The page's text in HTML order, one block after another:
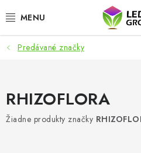
na
AKCIE
Predávané značky
RHIZOFLORA
Žiadne produkty značky